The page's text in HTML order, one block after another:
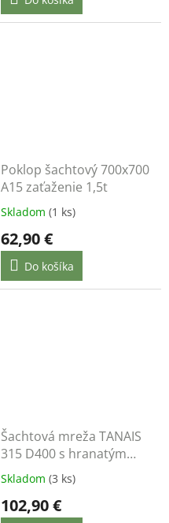
Poklop šachtový 700x700
A15 zaťaženie 1,5t
Skladom (1 ks)
62,90 €
Do košíka
Šachtová mreža TANAIS
315 D400 s hranatým
rámom
Skladom (3 ks)
102,90 €